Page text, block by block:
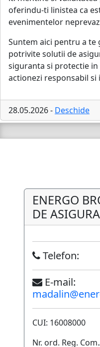
oferindu-ti linistea ca
evenimentelor
Suntem aici pentru a te
potrivite solutii de
siguranta si protectie
actionezi responsabil
28.05.2026 - Deschide
ENERGO
DE
Telefon:
E-mail:
CUI: 16008000
Nr. ord. Reg.